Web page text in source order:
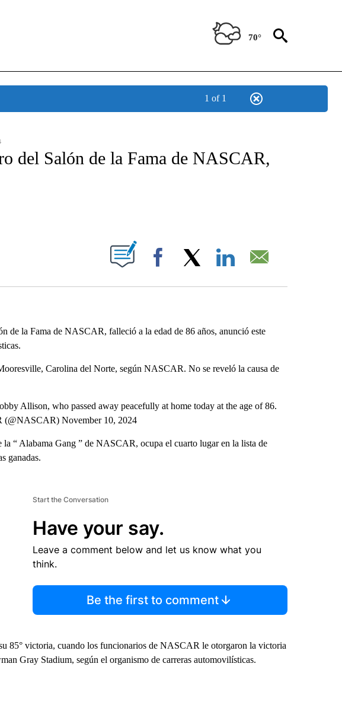
70°
1 of 1
TO RECEIVE NOTIFICATIONS ABOUT NEW PAGES ON "CNN - SPANISH".
del Salón de la Fama de NASCAR,
NOTIFICATIONS ABOUT NEW PAGES ON "".
Facebook
la Fama de NASCAR, falleció a la edad de 86 años, anunció este
Carolina del Norte, según NASCAR. No se reveló la causa de
Allison, who passed away peacefully at home today at the age of 86.
November 10, 2024
“ Alabama Gang ” de NASCAR, ocupa el cuarto lugar en la lista de
ganadas.
Start the Conversation
Have your say.
Leave a comment below and let us know what you
think.
Be the first to comment
85° victoria, cuando los funcionarios de NASCAR le otorgaron la victoria
Gray Stadium, según el organismo de carreras automovilísticas.